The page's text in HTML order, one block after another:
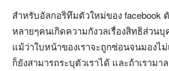
สำหรับอัลกอริทึมตัวใหม่ของ facebook
หลายๆคนเกิดความกังวลเรื่องสิทธิส่วน
แม้ว่าใบหน้าของเราจะถูกซ่อนจนมองไ
ก็ยังสามารถระบุตัวเราได้ และถ้าเรามา